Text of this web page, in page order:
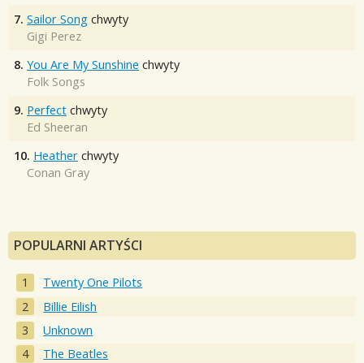
7. Sailor Song chwyty
Gigi Perez
8. You Are My Sunshine chwyty
Folk Songs
9. Perfect chwyty
Ed Sheeran
10. Heather chwyty
Conan Gray
POPULARNI ARTYŚCI
Twenty One Pilots
Billie Eilish
Unknown
The Beatles